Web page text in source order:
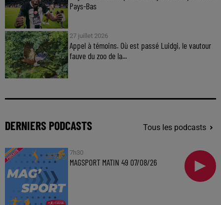
Pays-Bas
27 juillet 2026
Appel à témoins. Où est passé Luidgi, le vautour
fauve du zoo de la...
DERNIERS PODCASTS Tous les podcasts
7h30
MAGSPORT MATIN 49 07/08/26